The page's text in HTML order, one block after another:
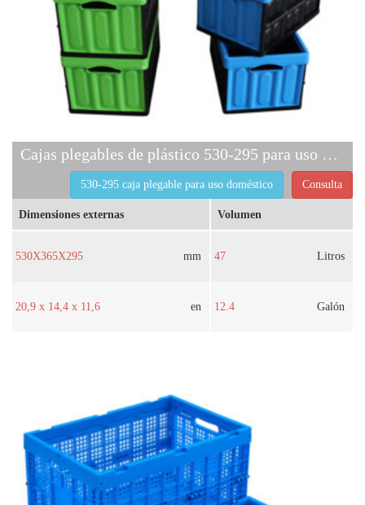
Cajas plegables de plástico 530-295 para uso doméstico
Consulta
530-295 caja plegable para uso doméstico
Dimensiones externas
530X365X295 mm
20,9 x 14,4 x 11,6 en
Volumen
47 Litros
12.4 Galón